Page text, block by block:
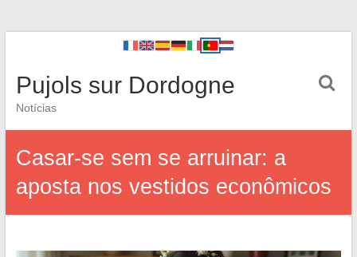
Pujols sur Dordogne
Notícias
Casar-se sem se arruinar: a
aposta nos vestidos econômicos